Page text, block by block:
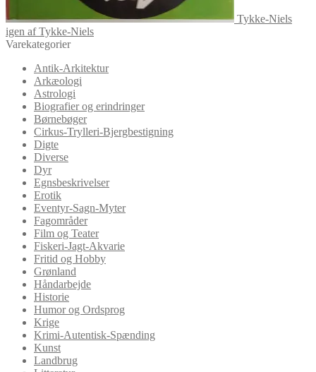
Tykke-Niels
igen af Tykke-Niels
Varekategorier
Antik-Arkitektur
Arkæologi
Astrologi
Biografier og erindringer
Børnebøger
Cirkus-Trylleri-Bjergbestigning
Digte
Diverse
Dyr
Egnsbeskrivelser
Erotik
Eventyr-Sagn-Myter
Fagområder
Film og Teater
Fiskeri-Jagt-Akvarie
Fritid og Hobby
Grønland
Håndarbejde
Historie
Humor og Ordsprog
Krige
Krimi-Autentisk-Spænding
Kunst
Landbrug